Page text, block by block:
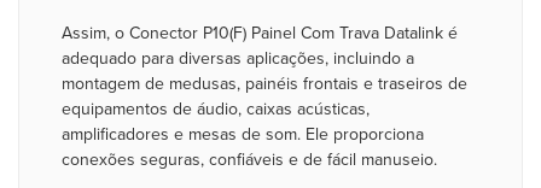
Assim, o Conector P10(F) Painel Com Trava Datalink é
adequado para diversas aplicações, incluindo a
montagem de medusas, painéis frontais e traseiros de
equipamentos de áudio, caixas acústicas,
amplificadores e mesas de som. Ele proporciona
conexões seguras, confiáveis e de fácil manuseio.